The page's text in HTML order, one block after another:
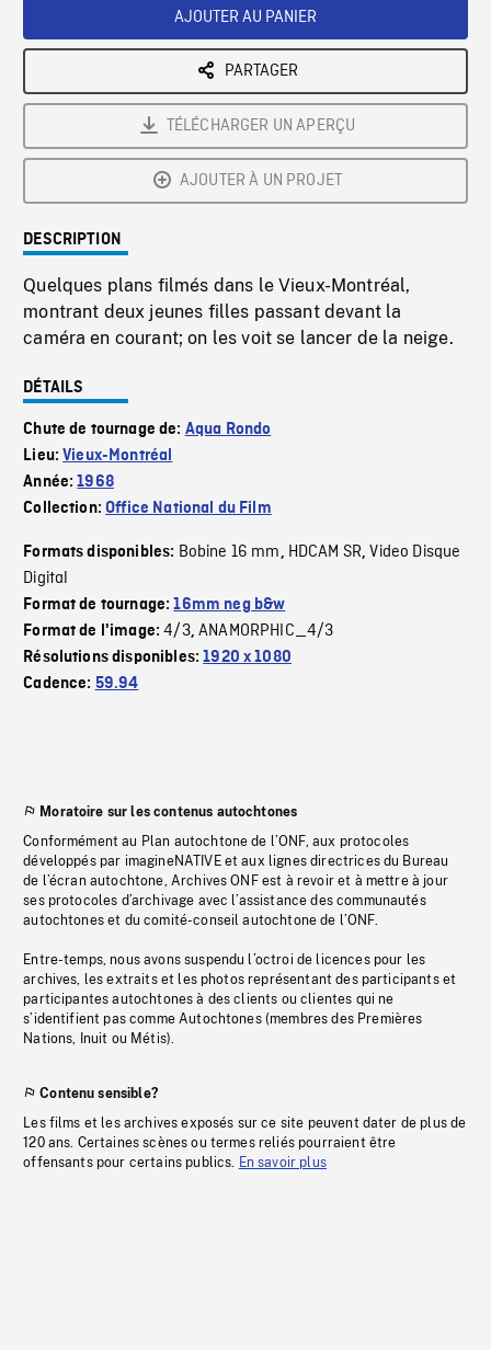
AJOUTER AU PANIER
PARTAGER
TÉLÉCHARGER UN APERÇU
AJOUTER À UN PROJET
DESCRIPTION
Quelques plans filmés dans le Vieux-Montréal,
montrant deux jeunes filles passant devant la
caméra en courant; on les voit se lancer de la neige.
DÉTAILS
Chute de tournage de: Aqua Rondo
Lieu:Vieux-Montréal
Année:1968
Collection:Office National du Film
Formats disponibles: Bobine 16 mm, HDCAM SR,Video Disque
Digital
Format de tournage:16mm neg b&w
Format de l'image:4/3,ANAMORPHIC_4/3
Résolutions disponibles:1920 x 1080
Cadence: 59.94
Moratoire sur les contenus autochtones
Conformément au Plan autochtone de l’ONF, aux protocoles
développés par imagineNATIVE et aux lignes directrices du Bureau
de l’écran autochtone, Archives ONF est à revoir et à mettre à jour
ses protocoles d’archivage avec l’assistance des communautés
autochtones et du comité-conseil autochtone de l’ONF.
Entre-temps, nous avons suspendu l’octroi de licences pour les
archives, les extraits et les photos représentant des participants et
participantes autochtones à des clients ou clientes qui ne
s’identifient pas comme Autochtones (membres des Premières
Nations, Inuit ou Métis).
Contenu sensible?
Les films et les archives exposés sur ce site peuvent dater de plus de
120 ans. Certaines scènes ou termes reliés pourraient être
offensants pour certains publics. En savoir plus